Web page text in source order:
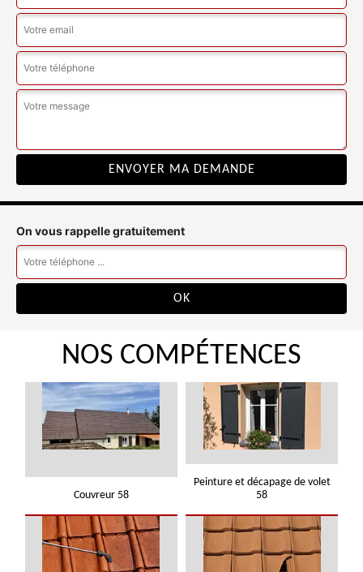
On vous rappelle gratuitement
NOS COMPÉTENCES
Couvreur 58
Peinture et décapage de volet
58